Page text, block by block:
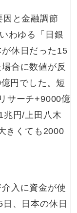
と金融調節
わゆる「日銀
休日だった15
合に数値が反
円でした。短
サーチ+9000億
兆円/上田八木
きくても2000
入に資金が使
、日本の休日